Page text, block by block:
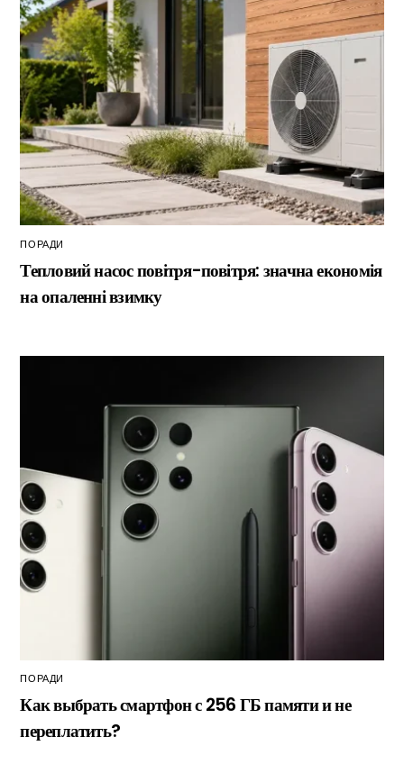
ПОРАДИ
Тепловий насос повітря-повітря: значна економія
на опаленні взимку
ПОРАДИ
Как выбрать смартфон с 256 ГБ памяти и не
переплатить?